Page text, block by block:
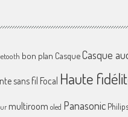
bon plan CasqueCasque
sans fil Focal Haute
multiroom oled Panasonic Philips